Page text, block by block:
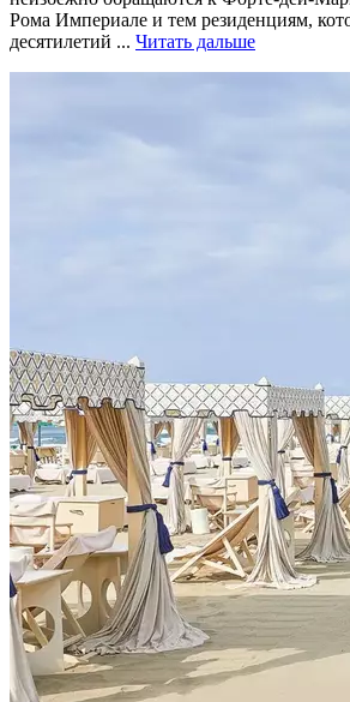
Рома Империале и тем резиденциям,
десятилетий ... Читать дальше